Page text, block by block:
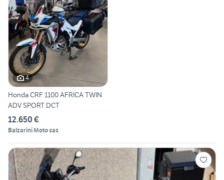
4
Honda CRF 1100 AFRICA TWIN
ADV SPORT DCT
12.650 €
Balzarini Moto sas